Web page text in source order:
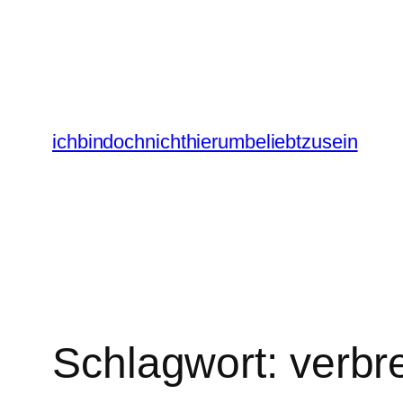
ichbindochnichthierumbeliebtzusein
Schlagwort: